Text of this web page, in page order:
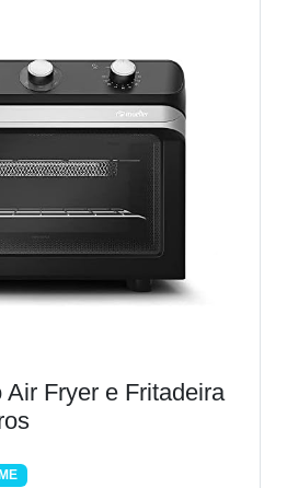
Air Fryer e Fritadeira